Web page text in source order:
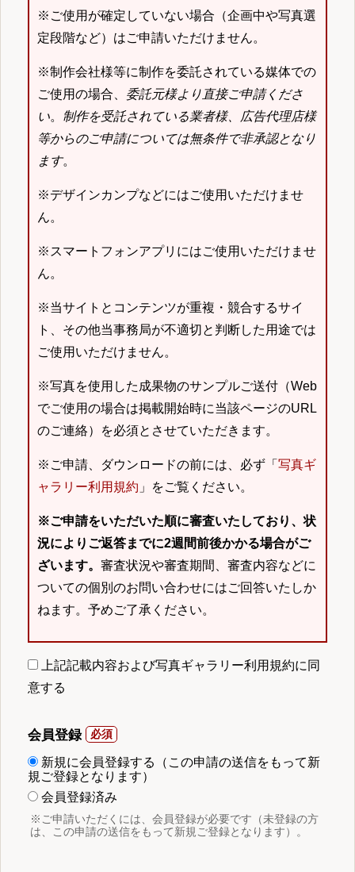
※ご使用が確定していない場合（企画中や写真選
定段階など）はご申請いただけません。
※制作会社様等に制作を委託されている媒体での
ご使用の場合、 委託元様より直接ご申請くださ
い。 制作を受託されている業者様、広告代理店様
等からのご申請については無条件で非承認となり
ます。
※デザインカンプなどにはご使用いただけませ
ん。
※スマートフォンアプリにはご使用いただけませ
ん。
※当サイトとコンテンツが重複・競合するサイ
ト、その他当事務局が不適切と判断した用途では
ご使用いただけません。
※写真を使用した成果物のサンプルご送付（Web
でご使用の場合は掲載開始時に当該ページのURL
のご連絡）を必須とさせていただきます。
※ご申請、ダウンロードの前には、必ず「 写真ギ
ャラリー利用規約 」をご覧ください。
※ご申請をいただいた順に審査いたしており、状
況によりご返答までに2週間前後かかる場合がご
ざいます。 審査状況や審査期間、審査内容などに
ついての個別のお問い合わせにはご回答いたしか
ねます。予めご了承ください。
上記記載内容および写真ギャラリー利用規約に同
意する
会員登録
新規に会員登録する（この申請の送信をもって新
規ご登録となります）
会員登録済み
※ご申請いただくには、会員登録が必要です（未登録の方
は、この申請の送信をもって新規ご登録となります）。